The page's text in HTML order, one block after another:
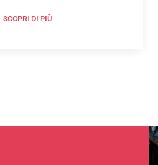
SCOPRI DI PIÙ